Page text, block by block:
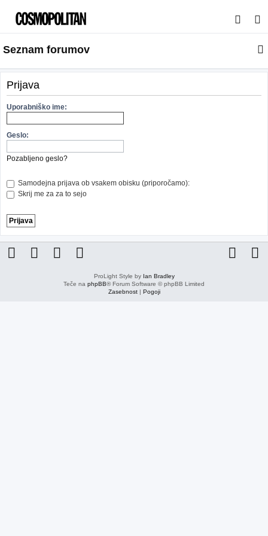
s
a
j
Seznam forumov
Prijava
Uporabniško ime:
Geslo:
Pozabljeno geslo?
Samodejna prijava ob vsakem obisku (priporočamo):
Skrij me za za to sejo
ProLight Style by Ian Bradley
Teče na phpBB® Forum Software © phpBB Limited
Zasebnost| Pogoji